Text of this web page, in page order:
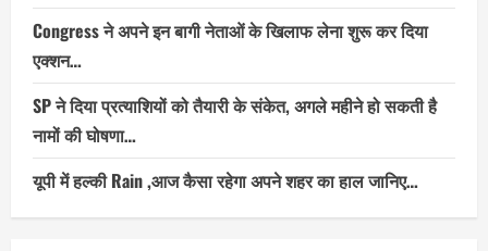
Congress ने अपने इन बागी नेताओं के खिलाफ लेना शुरू कर दिया
एक्शन…
SP ने दिया प्रत्याशियों को तैयारी के संकेत, अगले महीने हो सकती है
नामों की घोषणा…
यूपी में हल्की Rain ,आज कैसा रहेगा अपने शहर का हाल जानिए…